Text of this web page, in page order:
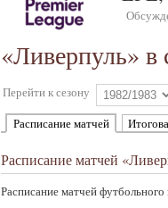
«Ливерпуль» в
Перейти к сезону
Расписание матчей
Расписание матчей
Расписание матчей